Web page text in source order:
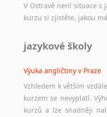
V Ostravě není situace s
kurzu si zjistěte, jakou
jazykové školy
Výuka angličtiny v Praze
Vzhledem k větším
kurzem se nevyplatí.
kurzů a lze snadněji